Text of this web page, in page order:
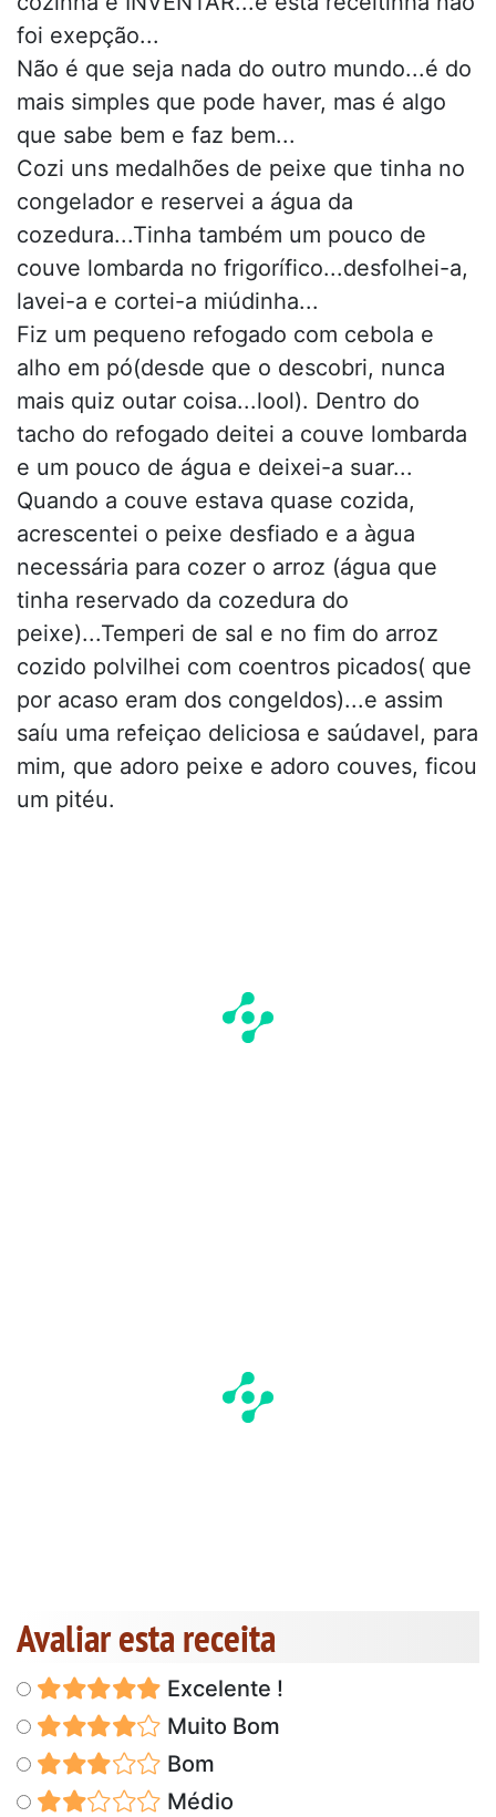
foi exepção...
Não é que seja nada do outro mundo...é do
mais simples que pode haver, mas é algo
que sabe bem e faz bem...
Cozi uns medalhões de peixe que tinha no
congelador e reservei a água da
cozedura...Tinha também um pouco de
couve lombarda no frigorífico...desfolhei-a,
lavei-a e cortei-a miúdinha...
Fiz um pequeno refogado com cebola e
alho em pó(desde que o descobri, nunca
mais quiz outar coisa...lool). Dentro do
tacho do refogado deitei a couve lombarda
e um pouco de água e deixei-a suar...
Quando a couve estava quase cozida,
acrescentei o peixe desfiado e a àgua
necessária para cozer o arroz (água que
tinha reservado da cozedura do
peixe)...Temperi de sal e no fim do arroz
cozido polvilhei com coentros picados( que
por acaso eram dos congeldos)...e assim
saíu uma refeiçao deliciosa e saúdavel, para
mim, que adoro peixe e adoro couves, ficou
um pitéu.
Avaliar esta receita
Excelente !
Muito Bom
Bom
Médio